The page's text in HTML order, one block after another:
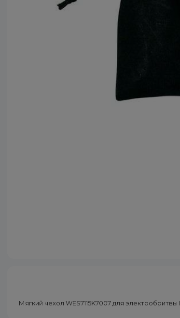
Мягкий чехол WES7115K7007 для электробритвы